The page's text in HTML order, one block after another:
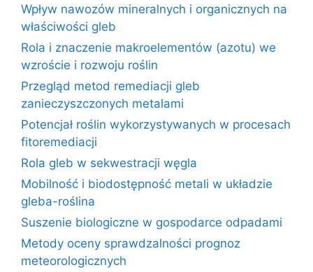
Wpływ nawozów mineralnych i organicznych na
właściwości gleb
Rola i znaczenie makroelementów (azotu) we
wzroście i rozwoju roślin
Przegląd metod remediacji gleb
zanieczyszczonych metalami
Potencjał roślin wykorzystywanych w procesach
fitoremediacji
Rola gleb w sekwestracji węgla
Mobilność i biodostępność metali w układzie
gleba-roślina
Suszenie biologiczne w gospodarce odpadami
Metody oceny sprawdzalności prognoz
meteorologicznych